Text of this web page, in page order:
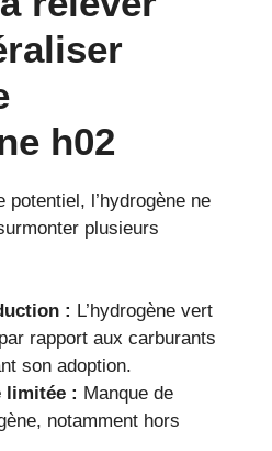
h02
l’hydrogène ne
plusieurs
: L’hydrogène vert
rapport aux carburants
son adoption.
limitée : Manque de
notamment hors